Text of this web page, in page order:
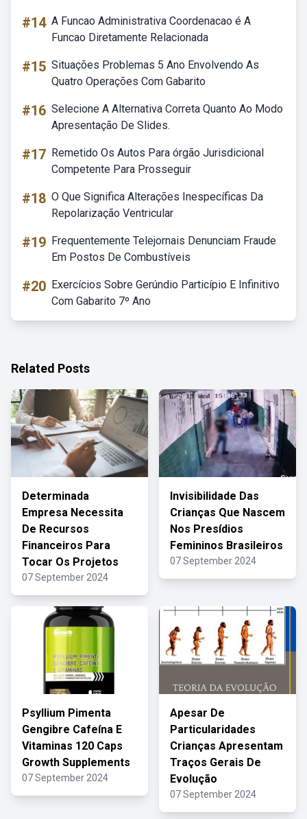
#14 A Funcao Administrativa Coordenacao é A
Funcao Diretamente Relacionada
#15 Situações Problemas 5 Ano Envolvendo As
Quatro Operações Com Gabarito
#16 Selecione A Alternativa Correta Quanto Ao Modo
Apresentação De Slides.
#17 Remetido Os Autos Para órgão Jurisdicional
Competente Para Prosseguir
#18 O Que Significa Alterações Inespecíficas Da
Repolarização Ventricular
#19 Frequentemente Telejornais Denunciam Fraude
Em Postos De Combustíveis
#20 Exercícios Sobre Gerúndio Particípio E Infinitivo
Com Gabarito 7º Ano
Related Posts
Determinada
Empresa Necessita
De Recursos
Financeiros Para
Tocar Os Projetos
07 September 2024
Invisibilidade Das
Crianças Que Nascem
Nos Presídios
Femininos Brasileiros
07 September 2024
Psyllium Pimenta
Gengibre Cafeína E
Vitaminas 120 Caps
Growth Supplements
07 September 2024
Apesar De
Particularidades
Crianças Apresentam
Traços Gerais De
Evolução
07 September 2024